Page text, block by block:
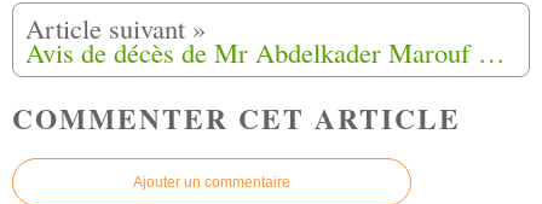
Avis de décès de Mr Abdelkader Marouf à Villefranche-Sur-Saône(69)
COMMENTER CET ARTICLE
Ajouter un commentaire